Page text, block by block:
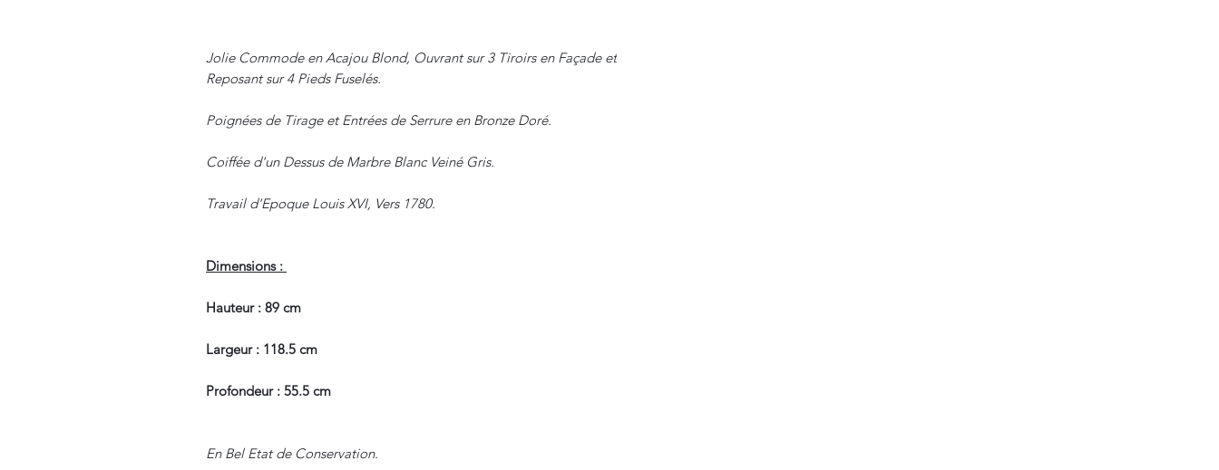
Jolie Commode en Acajou Blond, Ouvrant sur 3 Tiroirs en Façade et
Reposant sur 4 Pieds Fuselés.
Poignées de Tirage et Entrées de Serrure en Bronze Doré.
Coiffée d'un Dessus de Marbre Blanc Veiné Gris.
Travail d'Epoque Louis XVI, Vers 1780.
Dimensions :
Hauteur : 89 cm
Largeur : 118.5 cm
Profondeur : 55.5 cm
En Bel Etat de Conservation.